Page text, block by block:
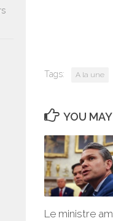
Tags: A la une
YOU
Le ministre